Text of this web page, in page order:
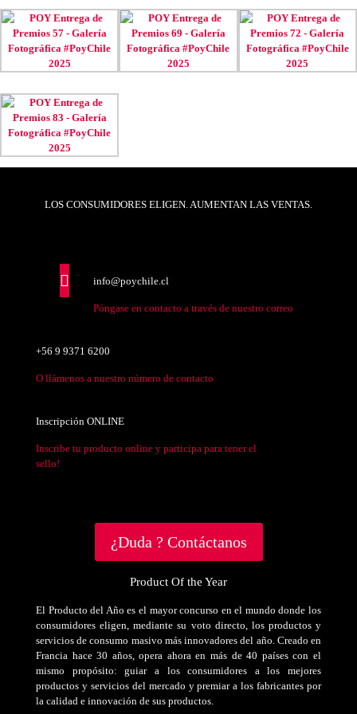
LOS CONSUMIDORES ELIGEN. AUMENTAN LAS VENTAS.
info@poychile.cl
Póngase en contacto a través de nuestro correo
+56 9 9371 6200
O llámenos a nuestro número de contacto
Inscripción ONLINE
Inscribe tu producto online y participa para tener el
sello!
¿Duda ? Contáctanos
Product Of the Year
El Producto del Año es el mayor concurso en el mundo donde los
consumidores eligen, mediante su voto directo, los productos y
servicios de consumo masivo más innovadores del año. Creado en
Francia hace 30 años, opera ahora en más de 40 países con el
mismo propósito: guiar a los consumidores a los mejores
productos y servicios del mercado y premiar a los fabricantes por
la calidad e innovación de sus productos.